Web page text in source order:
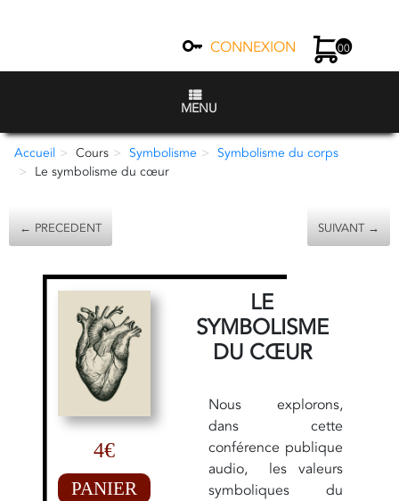
CONNEXION 00
MENU
Accueil Cours Symbolisme
Symbolisme du corps
Le symbolisme du cœur
← PRECEDENT SUIVANT →
4€
PANIER
LE
SYMBOLISME
DU CŒUR
Nous explorons,
dans cette
conférence publique
audio, les valeurs
symboliques du